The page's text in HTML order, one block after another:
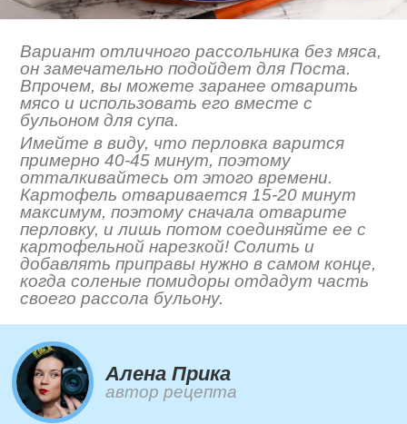
Вариант отличного рассольника без мяса,
он замечательно подойдет для Поста.
Впрочем, вы можете заранее отварить
мясо и использовать его вместе с
бульоном для супа.
Имейте в виду, что перловка варится
примерно 40-45 минут, поэтому
отталкивайтесь от этого времени.
Картофель отваривается 15-20 минут
максимум, поэтому сначала отварите
перловку, и лишь потом соединяйте ее с
картофельной нарезкой! Солить и
добавлять приправы нужно в самом конце,
когда соленые помидоры отдадут часть
своего рассола бульону.
Алена Прика
автор рецепта